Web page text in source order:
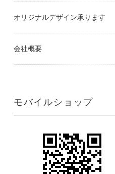
オリジナルデザイン承ります
会社概要
モバイルショップ